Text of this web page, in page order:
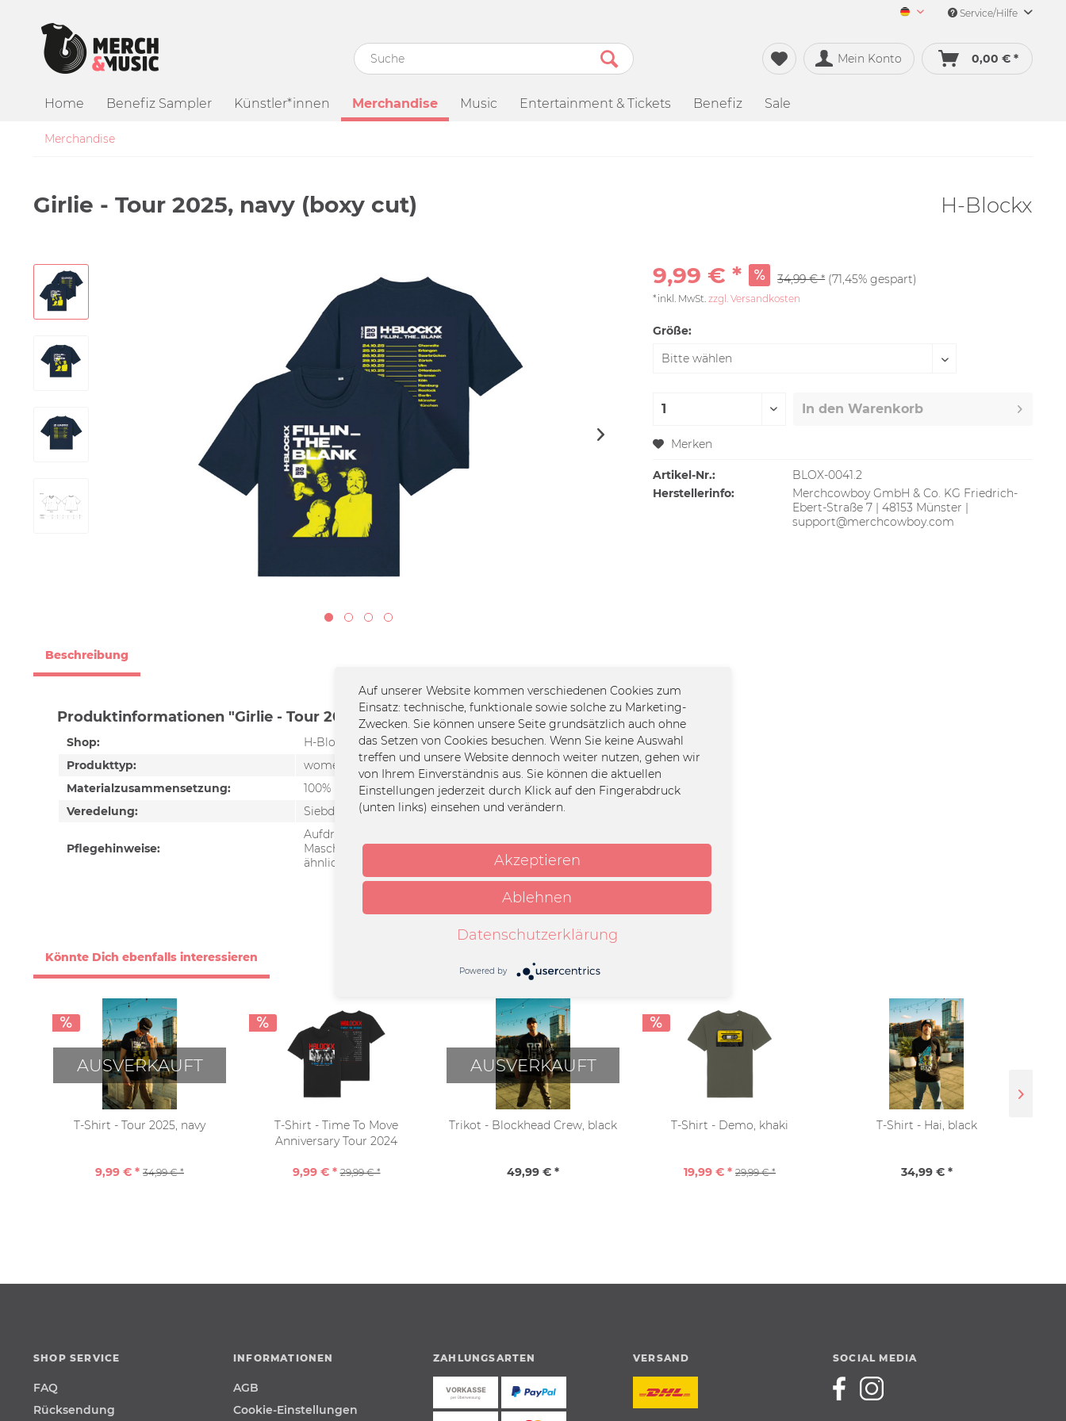
Merch&Music Deutsch
Service/Hilfe
Mein Konto 0,00 € *
Home Benefiz Sampler Künstler*innen Merchandise Music Entertainment & Tickets Benefiz Sale
Merchandise
Girlie - Tour 2025, navy (boxy cut) H-Blockx
9,99 € * 34,99 € * (71,45% gespart)
*inkl. MwSt.zzgl. Versandkosten
Größe:
In den Warenkorb
Merken
Artikel-Nr.:
BLOX-0041.2
Herstellerinfo:
Merchcowboy GmbH & Co. KG Friedrich-
Ebert-Straße 7 | 48153 Münster |
support@merchcowboy.com
Beschreibung
Produktinformationen "Girlie - Tour 2025, navy (boxy cut)"
Shop:
H-Blockx
Produkttyp:
women's boxy t-shirt
Materialzusammensetzung:
100% Bio-Baumwolle, 155g/qm
Veredelung:
Siebdruck
Pflegehinweise:
Aufdruck nicht bügeln,
Maschinenwäsche bei 30°C, Mit
ähnlichen Farben waschen
Könnte Dich ebenfalls interessieren
AUSVERKAUFT
T-Shirt - Tour 2025, navy
9,99 € * 34,99 € *
T-Shirt - Time To Move
Anniversary Tour 2024
9,99 € * 29,99 € *
AUSVERKAUFT
Trikot - Blockhead Crew, black
49,99 € *
T-Shirt - Demo, khaki
19,99 € * 29,99 € *
T-Shirt - Hai, black
34,99 € *
SHOP SERVICE
FAQ
Rücksendung
INFORMATIONEN
AGB
Cookie-Einstellungen
ZAHLUNGSARTEN VERSAND SOCIAL MEDIA
Auf unserer Website kommen verschiedenen Cookies zum
Einsatz: technische, funktionale sowie solche zu Marketing-
Zwecken. Sie können unsere Seite grundsätzlich auch ohne
das Setzen von Cookies besuchen. Wenn Sie keine Auswahl
treffen und unsere Website dennoch weiter nutzen, gehen wir
von Ihrem Einverständnis aus. Sie können die aktuellen
Einstellungen jederzeit durch Klick auf den Fingerabdruck
(unten links) einsehen und verändern.
Akzeptieren
Ablehnen
Datenschutzerklärung
Powered by